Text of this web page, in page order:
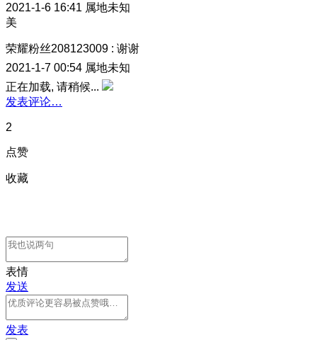
2021-1-6 16:41 属地未知
美
荣耀粉丝208123009 : 谢谢
2021-1-7 00:54 属地未知
正在加载, 请稍候...
发表评论…
2
点赞
收藏
表情
发送
发表